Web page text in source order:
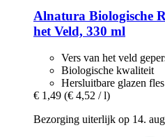
Alnatura Biologische
het Veld, 330 ml
Vers van het veld
Biologische kwaliteit
Hersluitbare glazen fles
€ 1,49 (€ 4,52 / l)
Bezorging uiterlijk op 14.